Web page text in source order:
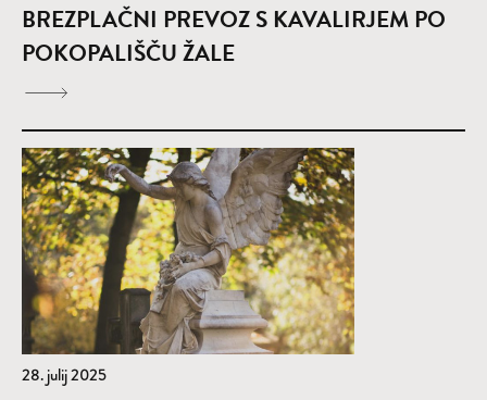
BREZPLAČNI PREVOZ S KAVALIRJEM PO
POKOPALIŠČU ŽALE
28. julij 2025